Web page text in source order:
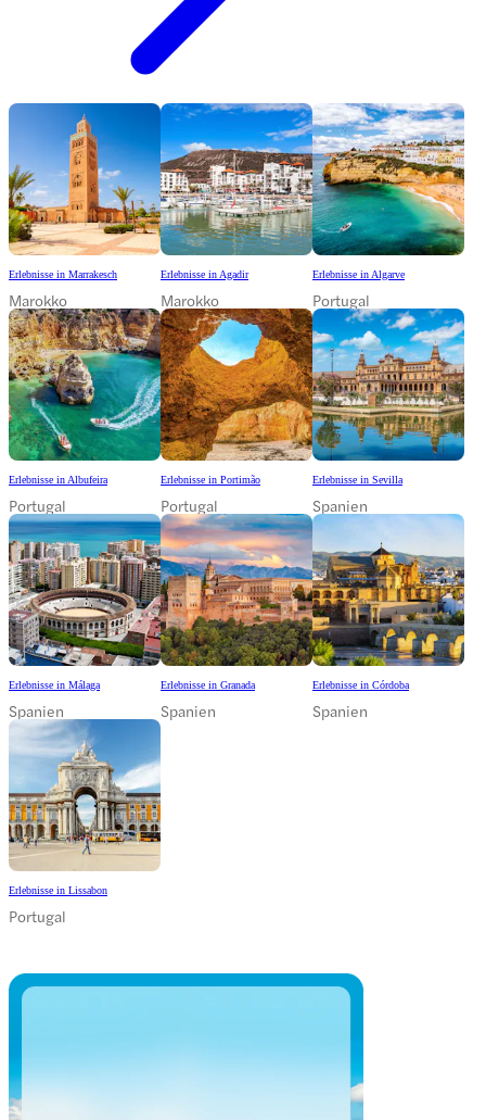
Erlebnisse in Marrakesch
Marokko
Erlebnisse in Agadir
Marokko
Erlebnisse in Algarve
Portugal
Erlebnisse in Albufeira
Portugal
Erlebnisse in Portimão
Portugal
Erlebnisse in Sevilla
Spanien
Erlebnisse in Málaga
Spanien
Erlebnisse in Granada
Spanien
Erlebnisse in Córdoba
Spanien
Erlebnisse in Lissabon
Portugal